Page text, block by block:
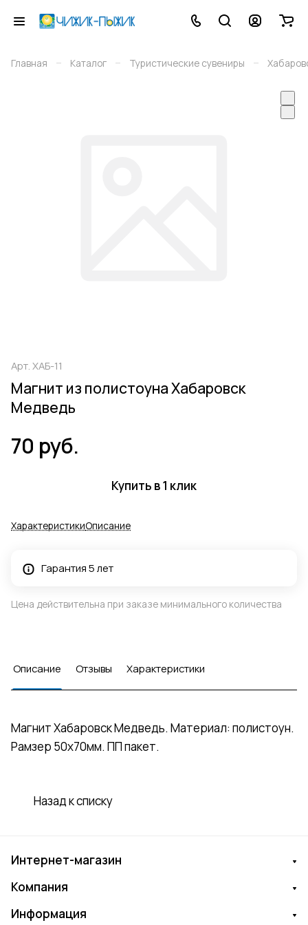
Главная – Каталог – Туристические сувениры –
Арт. ХАБ-11
Магнит из полистоуна Хабаровск
Медведь
70 руб.
Купить в 1 клик
ХарактеристикиОписание
Гарантия 5 лет
Цена действительна при заказе минимального количества
Описание Отзывы Характеристики
Магнит Хабаровск Медведь. Материал: полистоун.
Рамзер 50х70мм. ПП пакет.
Назад к списку
Интернет-магазин
Компания
Информация